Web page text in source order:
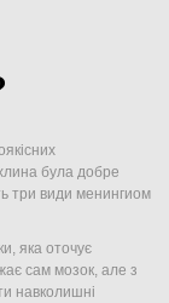
була добре
три види менингиом
яка оточує
сам мозок, але з
навколишні